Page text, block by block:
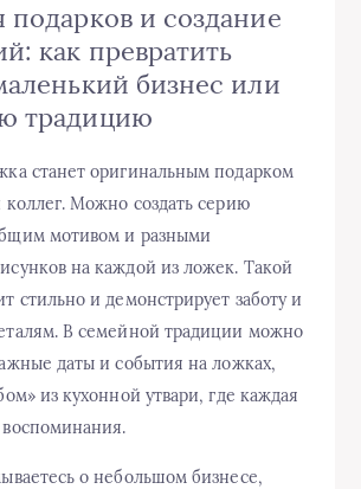
и создание
как превратить
бизнес или
традицию
станет оригинальным подарком
коллег. Можно создать серию
мотивом и разными
на каждой из ложек. Такой
стильно и демонстрирует заботу и
В семейной традиции можно
даты и события на ложках,
из кухонной утвари, где каждая
о небольшом бизнесе,